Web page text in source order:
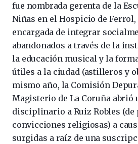
fue nombrada gerenta de la
Niñas en el Hospicio de
encargada de integrar
abandonados a través de la
la educación musical y la
útiles a la ciudad (astilleros y
mismo año, la Comisión
Magisterio de La Coruña abrió
disciplinario a Ruiz Robles (de
convicciones religiosas) a
surgidas a raíz de una